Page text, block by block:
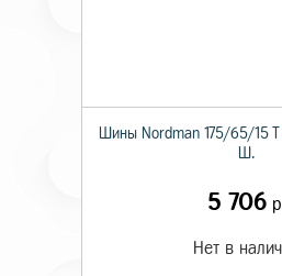
Шины Nordman 175/65/15 T
Ш.
5 706
Нет в